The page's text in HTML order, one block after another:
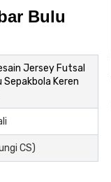
Bulu
Jersey Futsal
Sepakbola Keren
CS)